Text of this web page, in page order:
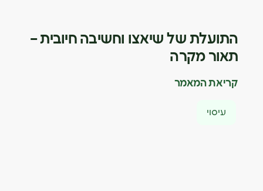
התועלת של שיאצו וחשיבה חיובית –
תאור מקרה
קריאת המאמר
עיסוי